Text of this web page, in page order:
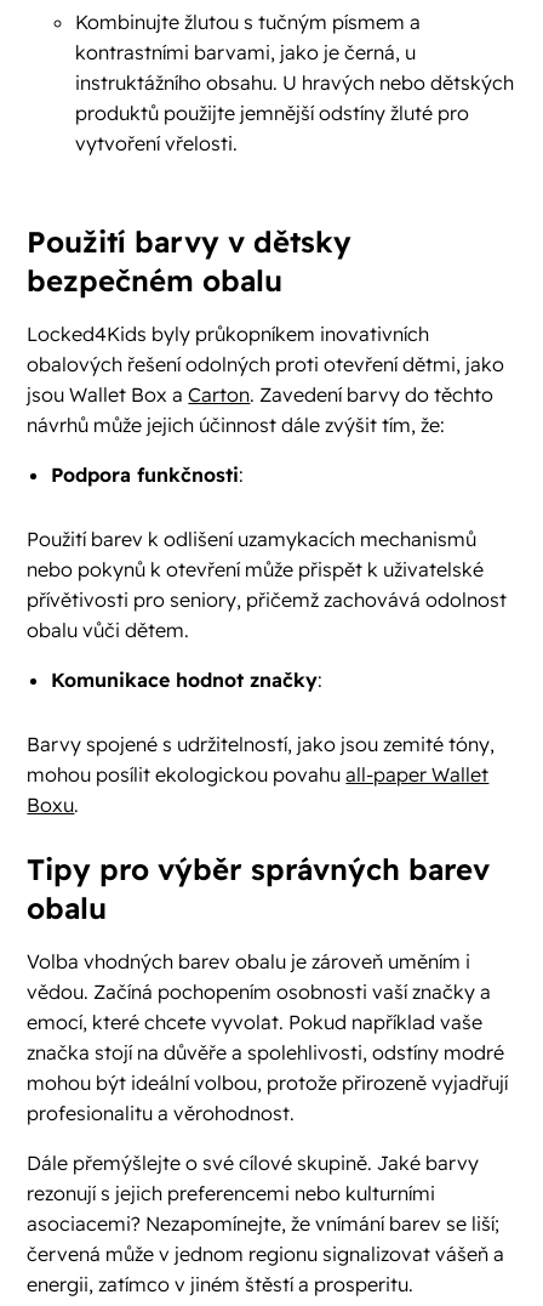
Kombinujte žlutou s tučným písmem a
kontrastními barvami, jako je černá, u
instruktážního obsahu. U hravých nebo dětských
produktů použijte jemnější odstíny žluté pro
vytvoření vřelosti.
Použití barvy v dětsky
bezpečném obalu
Locked4Kids byly průkopníkem inovativních
obalových řešení odolných proti otevření dětmi, jako
jsou Wallet Box aCarton. Zavedení barvy do těchto
návrhů může jejich účinnost dále zvýšit tím, že:
Podpora funkčnosti:
Použití barev k odlišení uzamykacích mechanismů
nebo pokynů k otevření může přispět k uživatelské
přívětivosti pro seniory, přičemž zachovává odolnost
obalu vůči dětem.
Komunikace hodnot značky:
Barvy spojené s udržitelností, jako jsou zemité tóny,
mohou posílit ekologickou povahuall-paper Wallet
Boxu.
Tipy pro výběr správných barev
obalu
Volba vhodných barev obalu je zároveň uměním i
vědou. Začíná pochopením osobnosti vaší značky a
emocí, které chcete vyvolat. Pokud například vaše
značka stojí na důvěře a spolehlivosti, odstíny modré
mohou být ideální volbou, protože přirozeně vyjadřují
profesionalitu a věrohodnost.
Dále přemýšlejte o své cílové skupině. Jaké barvy
rezonují s jejich preferencemi nebo kulturními
asociacemi? Nezapomínejte, že vnímání barev se liší;
červená může v jednom regionu signalizovat vášeň a
energii, zatímco v jiném štěstí a prosperitu.